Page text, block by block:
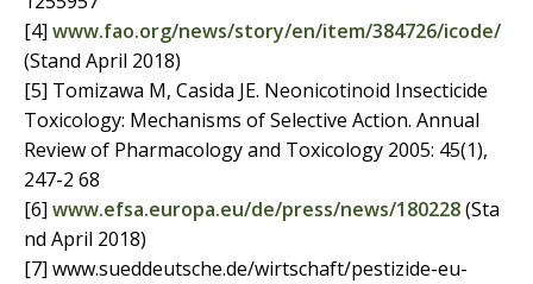
[4] www.fao.org/news/story/en/item/384726/icode/
(Stand April 2018)
[5] Tomizawa M, Casida JE. Neonicotinoid Insecticide
Toxicology: Mechanisms of Selective Action. Annual
Review of Pharmacology and Toxicology 2005: 45(1),
247-2 68
[6] www.efsa.europa.eu/de/press/news/180228(Sta
nd April 2018)
[7] www.sueddeutsche.de/wirtschaft/pestizide-eu-